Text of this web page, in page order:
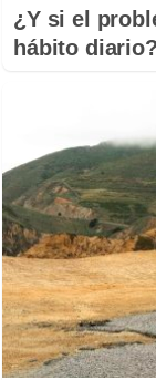
¿Y si el
hábito diario?